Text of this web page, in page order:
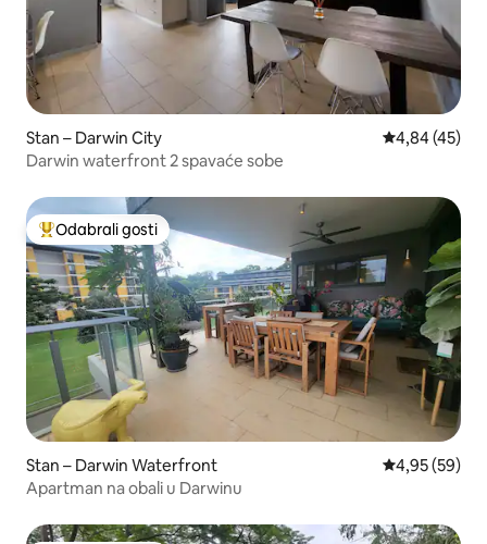
Stan – Darwin City Prosječna
4,84 (45)
Darwin waterfront 2 spavaće sobe
Među najviše rangiranima s oznakom „Odabrali gosti”
Odabrali gosti
Stan – Darwin Waterfront Prosječna
4,95 (59)
Apartman na obali u Darwinu